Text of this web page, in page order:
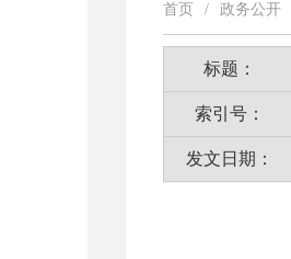
首页 / 政务公开
标题：
索引号：
发文日期：